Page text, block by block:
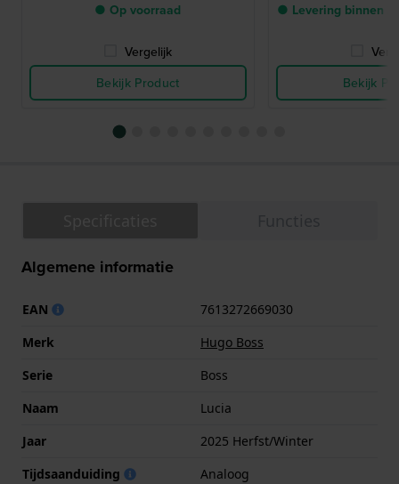
● Op voorraad
Vergelijk
Bekijk Product
● Levering binnen
Bekijk
Algemene informatie
EAN
7613272669030
Merk
Hugo Boss
Serie
Boss
Naam
Lucia
Jaar
2025 Herfst/Winter
Tijdsaanduiding
Analoog